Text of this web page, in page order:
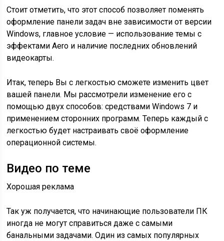
Стоит отметить, что этот способ позволяет поменять
оформление панели задач вне зависимости от версии
Windows, главное условие — использование темы с
эффектами Aero и наличие последних обновлений
видеокарты.
Итак, теперь Вы с легкостью сможете изменить цвет
вашей панели. Мы рассмотрели изменение его с
помощью двух способов: средствами Windows 7 и
применением сторонних программ. Теперь каждый с
легкостью будет настраивать своё оформление
операционной системы.
Видео по теме
Хорошая реклама
Так уж получается, что начинающие пользователи ПК
иногда не могут справиться даже с самыми
банальными задачами. Один из самых популярных